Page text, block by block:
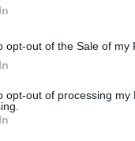
opt-out of the Sale of my
opt-out of processing my
η γνώμη έως
ένα χρυσό